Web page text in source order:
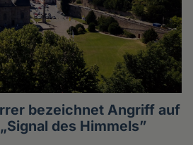
bezeichnet Angriff auf
des Himmels”